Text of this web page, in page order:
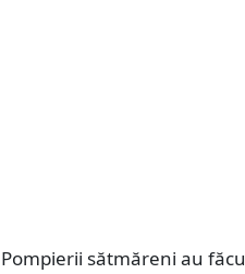
Pompierii sătmăreni au